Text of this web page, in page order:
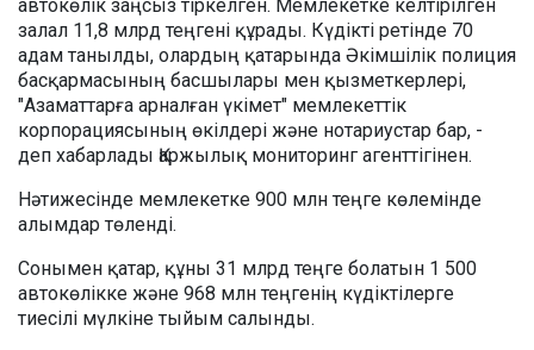
автокөлік заңсыз тіркелген. Мемлекетке келтірілген
залал 11,8 млрд теңгені құрады. Күдікті ретінде 70
адам танылды, олардың қатарында Әкімшілік полиция
басқармасының басшылары мен қызметкерлері,
"Азаматтарға арналған үкімет" мемлекеттік
корпорациясының өкілдері және нотариустар бар, -
деп хабарлады Қаржылық мониторинг агенттігінен.
Нәтижесінде мемлекетке 900 млн теңге көлемінде
алымдар төленді.
Сонымен қатар, құны 31 млрд теңге болатын 1 500
автокөлікке және 968 млн теңгенің күдіктілерге
тиесілі мүлкіне тыйым салынды.